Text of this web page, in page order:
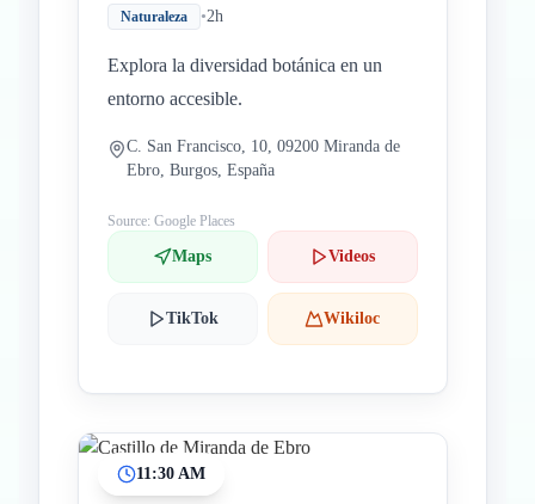
Naturaleza •2h
Explora la diversidad botánica en un
entorno accesible.
C. San Francisco, 10, 09200 Miranda de
Ebro, Burgos, España
Source: Google Places
Maps Videos
TikTok Wikiloc
11:30 AM